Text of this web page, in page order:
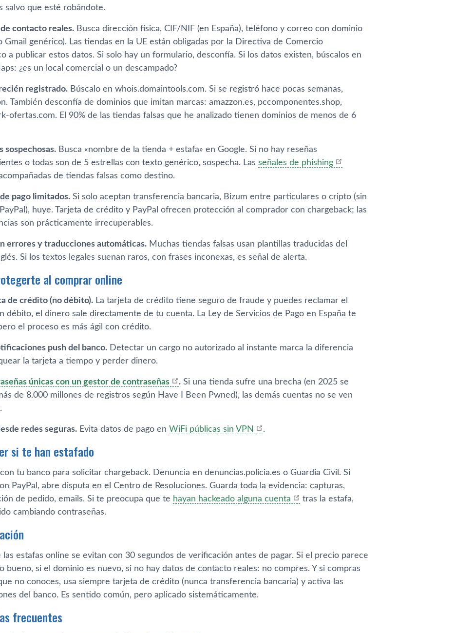
salvo que esté robándote.
contacto reales. Busca dirección física, CIF/NIF (en España), teléfono y correo con dominio
Gmail genérico). Las tiendas en la UE están obligadas por la Directiva de Comercio
a publicar estos datos. Si solo hay un formulario, desconfía. Si los datos existen, búscalos en
¿es un local comercial o un descampado?
registrado. Búscalo en whois.domaintools.com. Si se registró hace pocas semanas,
También desconfía de dominios que imitan marcas: amazzon.es, pccomponentes.shop,
ofertas.com. El 90% de las tiendas falsas que he analizado tienen dominios de menos de 6
sospechosas. Busca «nombre de la tienda + estafa» en Google. Si no hay reseñas
o todas son de 5 estrellas con texto genérico, sospecha. Las señales de phishing
de tiendas falsas como destino.
pago limitados. Si solo aceptan transferencia bancaria, Bizum entre particulares o cripto (sin
huye. Tarjeta de crédito y PayPal ofrecen protección al comprador con chargeback; las
son prácticamente irrecuperables.
errores y traducciones automáticas. Muchas tiendas falsas usan plantillas traducidas del
Si los textos legales suenan raros, con frases inconexas, es señal de alerta.
al comprar online
de crédito (no débito). La tarjeta de crédito tiene seguro de fraude y puedes reclamar el
débito, el dinero sale directamente de tu cuenta. La Ley de Servicios de Pago en España te
el proceso es más ágil con crédito.
push del banco. Detectar un cargo no autorizado al instante marca la diferencia
la tarjeta a tiempo y perder dinero.
únicas con un gestor de contraseñas . Si una tienda sufre una brecha (en 2025 se
de 8.000 millones de registros según Have I Been Pwned), las demás cuentas no se ven
redes seguras. Evita datos de pago en WiFi públicas sin VPN .
si te han estafado
tu banco para solicitar chargeback. Denuncia en denuncias.policia.es o Guardia Civil. Si
PayPal, abre disputa en el Centro de Resoluciones. Guarda toda la evidencia: capturas,
de pedido, emails. Si te preocupa que te hayan hackeado alguna cuenta
tras la estafa,
cambiando contraseñas.
las estafas online se evitan con 30 segundos de verificación antes de pagar. Si el precio parece
bueno, si el dominio es nuevo, si no hay datos de contacto reales: no compres. Y si compras
no conoces, usa siempre tarjeta de crédito (nunca transferencia bancaria) y activa las
del banco. Es sentido común, pero aplicado sistemáticamente.
frecuentes